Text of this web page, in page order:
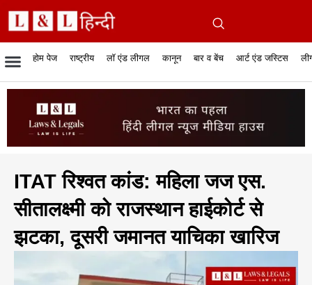
होम पेज राष्ट्रीय
रिपोर्टेबल जजमेंट सुप्रीम कोर्ट हाईकोर्ट
लॉ एंड लीगल
रिसर्च एनालाईसिस एंड लॉ केस स्टेटस
कानून
व्यापार में कानून फिल्में और कानून
बार व बेंच
बार एसोसिएशन बार
आर्ट एंड जस्टिस
जस्टिस एंड जस्टिस
ITAT रिश्वत कांड: महिला जज एस.
सीतालक्ष्मी को राजस्थान हाईकोर्ट से
झटका, दूसरी जमानत याचिका खारिज